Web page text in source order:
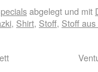
abgelegt und mit
, Shirt, Stoff, Stoff